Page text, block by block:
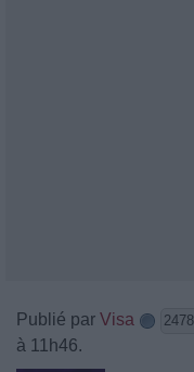
Publié par Visa
à 11h46.